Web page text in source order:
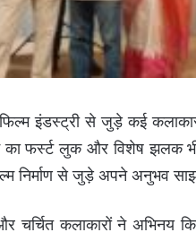
इंडस्ट्री से जुड़े कई
फर्स्ट लुक और विशेष झलक भी
निर्माण से जुड़े अपने अनुभव
चर्चित कलाकारों ने अभिनय